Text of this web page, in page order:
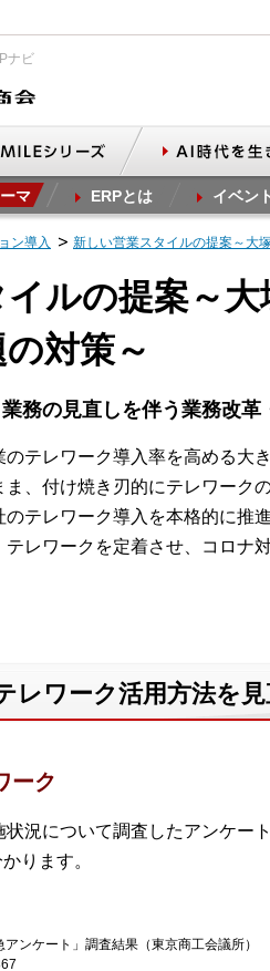
ナビ
マ ERPとは イベン
ン導入 新しい営業スタイルの提案～大
ルの提案～
対策～
務の見直しを伴う業務改
テレワーク導入率を高める大
、付け焼き刃的にテレワーク
テレワーク導入を本格的に推
レワークを定着させ、コロナ
レワーク活用方法を
ーク
況について調査したアンケー
ります。
ンケート」調査結果（東京商工会議所）